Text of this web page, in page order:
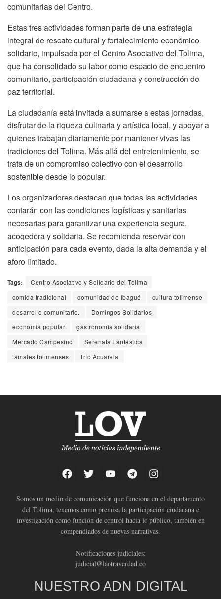
comunitarias del Centro.
Estas tres actividades forman parte de una estrategia
integral de rescate cultural y fortalecimiento económico
solidario, impulsada por el Centro Asociativo del Tolima,
que ha consolidado su labor como espacio de encuentro
comunitario, participación ciudadana y construcción de
paz territorial.
La ciudadanía está invitada a sumarse a estas jornadas,
disfrutar de la riqueza culinaria y artística local, y apoyar a
quienes trabajan diariamente por mantener vivas las
tradiciones del Tolima. Más allá del entretenimiento, se
trata de un compromiso colectivo con el desarrollo
sostenible desde lo popular.
Los organizadores destacan que todas las actividades
contarán con las condiciones logísticas y sanitarias
necesarias para garantizar una experiencia segura,
acogedora y solidaria. Se recomienda reservar con
anticipación para cada evento, dada la alta demanda y el
aforo limitado.
Tags:
Centro Asociativo y Solidario del Tolima
comida tradicional
comunidad de Ibagué
cultura tolimense
desarrollo comunitario.
Domingos Solidarios
economía popular
gastronomía solidaria
Mercado Campesino
Serenata Fantástica
tamales tolimenses
Trío Acuarela
Somos un medio de comunicación que funciona en el departamento
del Tolima, tenemos como premisa la participación ciudadana e
investigación como función de control hacia lo público, también en
compendiados de nuevas narrativas.
Notificaciones judiciales:
judicial@laotraverdad.co
NUESTRO ADN DIGITAL